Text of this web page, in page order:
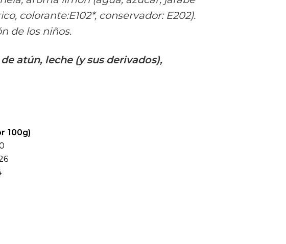
colorante:E102*, conservador: E202).
de los niños.
atún, leche (y sus derivados),
100g)